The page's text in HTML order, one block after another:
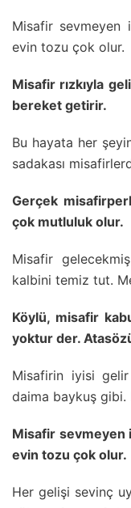
Misafir sevmeyen
evin tozu çok olur.
Misafir rızkıyla
bereket getirir.
Bu hayata her
sadakası
Gerçek
çok mutluluk olur.
Misafir
kalbini temiz tut.
Köylü, misafir
yoktur der.
Misafirin iyisi
daima baykuş gibi.
Misafir sevmeyen
evin tozu çok olur.
Her gelişi sevinç